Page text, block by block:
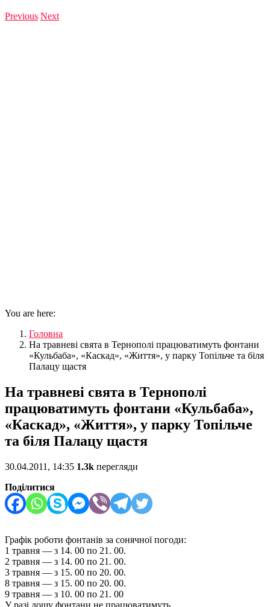
Previous Next
You are here:
Головна
На травневі свята в Тернополі працюватимуть фонтани
«Кульбаба», «Каскад», «Життя», у парку Топільче та біля
Палацу щастя
На травневі свята в Тернополі
працюватимуть фонтани «Кульбаба»,
«Каскад», «Життя», у парку Топільче
та біля Палацу щастя
30.04.2011, 14:35 1.3k перегляди
Поділитися
Графік роботи фонтанів за сонячної погоди:
1 травня — з 14. 00 по 21. 00.
2 травня — з 14. 00 по 21. 00.
3 травня — з 15. 00 по 20. 00.
8 травня — з 15. 00 по 20. 00.
9 травня — з 10. 00 по 21. 00